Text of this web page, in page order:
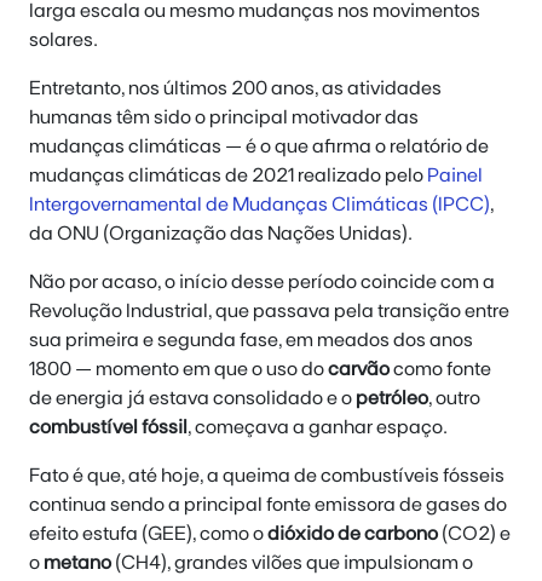
larga escala ou mesmo mudanças nos movimentos
solares.
Entretanto, nos últimos 200 anos, as atividades
humanas têm sido o principal motivador das
mudanças climáticas — é o que afirma o relatório de
mudanças climáticas de 2021 realizado pelo Painel
Intergovernamental de Mudanças Climáticas (IPCC),
da ONU (Organização das Nações Unidas).
Não por acaso, o início desse período coincide com a
Revolução Industrial, que passava pela transição entre
sua primeira e segunda fase, em meados dos anos
1800 — momento em que o uso docarvãocomo fonte
de energia já estava consolidado e o petróleo, outro
combustível fóssil , começava a ganhar espaço.
Fato é que, até hoje, a queima de combustíveis fósseis
continua sendo a principal fonte emissora de gases do
efeito estufa (GEE), como odióxido de carbono(CO2) e
o metano(CH4), grandes vilões que impulsionam o